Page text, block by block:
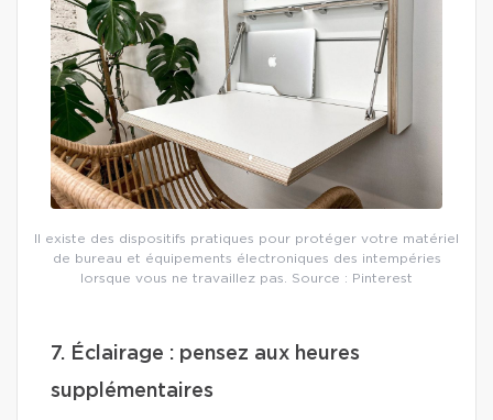
Il existe des dispositifs pratiques pour protéger votre matériel
de bureau et équipements électroniques des intempéries
lorsque vous ne travaillez pas. Source : Pinterest
7. Éclairage : pensez aux heures
supplémentaires